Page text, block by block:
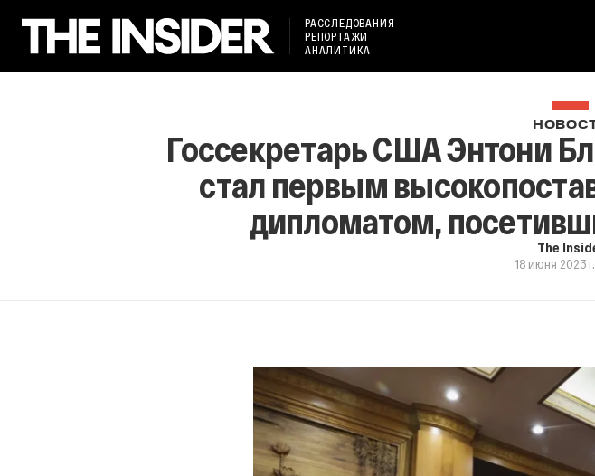
РАССЛЕДОВАНИЯ
РЕПОРТАЖИ
АНАЛИТИКА
Госсекретарь США Энтони
стал первым
дипломатом,
The
18 июня 2023